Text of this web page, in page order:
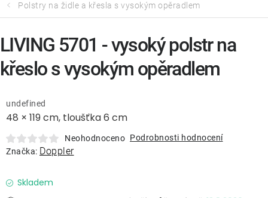
Lavice a houpačky
Lehátka
Doplňky
Deštníky
Polstry na židle a křesla s vysokým opěradlem
48 × 119 cm, tloušťka 6 cm
undefined
Neohodnoceno Podrobnosti hodnocení
Značka: Doppler
Skladem
LIVING 5701 - vysoký polstr na
křeslo s vysokým opěradlem